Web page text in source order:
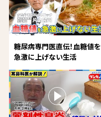
糖尿病専門医直伝！血糖値を
急激に上げない生活